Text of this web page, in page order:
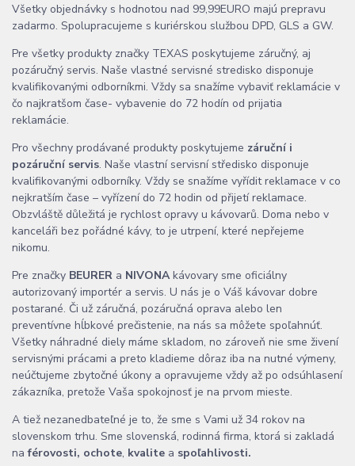
Všetky objednávky s hodnotou nad 99,99EURO majú prepravu
zadarmo. Spolupracujeme s kuriérskou službou DPD, GLS a GW.
Pre všetky produkty značky TEXAS poskytujeme záručný, aj
pozáručný servis. Naše vlastné servisné stredisko disponuje
kvalifikovanými odborníkmi. Vždy sa snažíme vybaviť reklamácie v
čo najkratšom čase- vybavenie do 72 hodín od prijatia
reklamácie.
Pro všechny prodávané produkty poskytujeme záruční i
pozáruční servis. Naše vlastní servisní středisko disponuje
kvalifikovanými odborníky. Vždy se snažíme vyřídit reklamace v co
nejkratším čase – vyřízení do 72 hodin od přijetí reklamace.
Obzvláště důležitá je rychlost opravy u kávovarů. Doma nebo v
kanceláři bez pořádné kávy, to je utrpení, které nepřejeme
nikomu.
Pre značky BEURER a NIVONAkávovary sme oficiálny
autorizovaný importér a servis. U nás je o Váš kávovar dobre
postarané. Či už záručná, pozáručná oprava alebo len
preventívne hĺbkové prečistenie, na nás sa môžete spoľahnúť.
Všetky náhradné diely máme skladom, no zároveň nie sme živení
servisnými prácami a preto kladieme dôraz iba na nutné výmeny,
neúčtujeme zbytočné úkony a opravujeme vždy až po odsúhlasení
zákazníka, pretože Vaša spokojnosť je na prvom mieste.
A tiež nezanedbateľné je to, že sme s Vami už 34 rokov na
slovenskom trhu. Sme slovenská, rodinná firma, ktorá si zakladá
naférovosti, ochote, kvalite a spoľahlivosti.